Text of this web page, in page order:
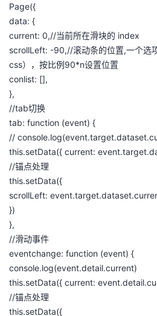
Page({
data: {
current: 0,//当前所在滑块的 index
scrollLeft: -90,//滚动条的位置,一个选
css），按比例90*n设置位置
conlist: [],
},
//tab切换
tab: function (event) {
//
this.setData({ current:
//锚点处理
this.setData({
scrollLeft:
})
},
//滑动事件
eventchange: function (event) {
console.log(event.detail.current)
this.setData({ current:
//锚点处理
this.setData({